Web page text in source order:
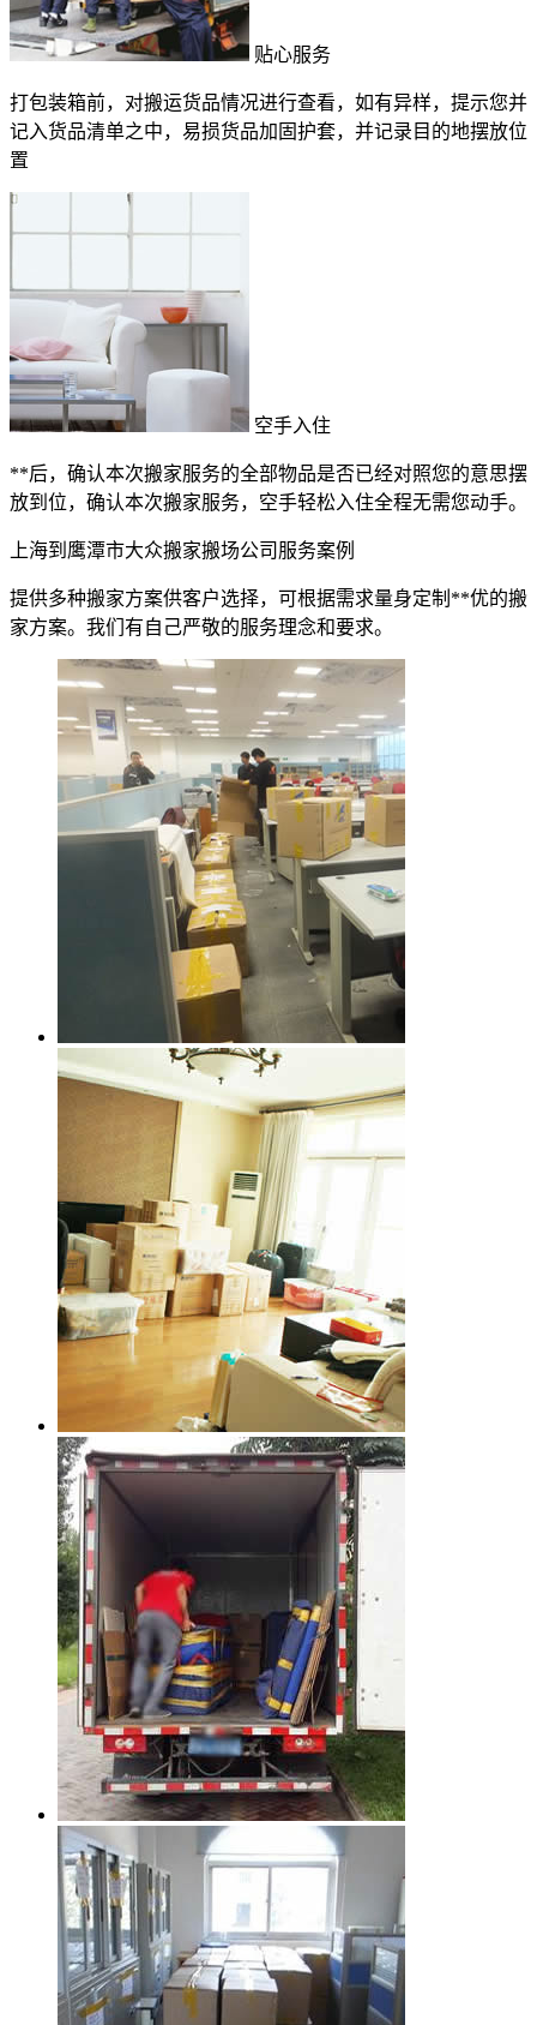
贴心服务
打包装箱前，对搬运货品情况进行查看，如有异样，提示您并
记入货品清单之中，易损货品加固护套，并记录目的地摆放位
置
空手入住
**后，确认本次搬家服务的全部物品是否已经对照您的意思摆
放到位，确认本次搬家服务，空手轻松入住全程无需您动手。
上海到鹰潭市大众搬家搬场公司服务案例
提供多种搬家方案供客户选择，可根据需求量身定制**优的搬
家方案。我们有自己严敬的服务理念和要求。